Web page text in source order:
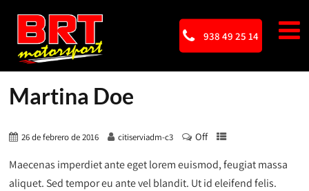
938 49 25 14
Martina Doe
26 de febrero de 2016 citiserviadm-c3 Off
Maecenas imperdiet ante eget lorem euismod, feugiat massa
aliquet. Sed tempor eu ante vel blandit. Ut id eleifend felis.